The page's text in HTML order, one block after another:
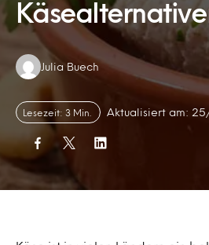
Authors:
Julia Buech
Lesezeit: 3 Min. Aktualisiert am: